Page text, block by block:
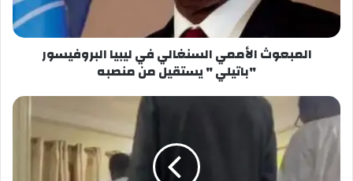
المبعوث الأممي السنغالي في ليبيا البروفيسور
"باتيلي " يستقيل من منصبه